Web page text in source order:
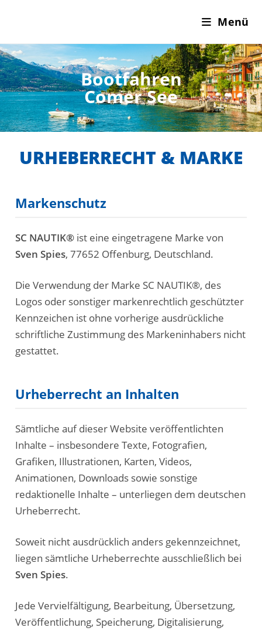
Menü
Bootfahren
Comer See
URHEBERRECHT & MARKE
Markenschutz
SC NAUTIK® ist eine eingetragene Marke von
Sven Spies, 77652 Offenburg, Deutschland.
Die Verwendung der Marke SC NAUTIK®, des
Logos oder sonstiger markenrechtlich geschützter
Kennzeichen ist ohne vorherige ausdrückliche
schriftliche Zustimmung des Markeninhabers nicht
gestattet.
Urheberrecht an Inhalten
Sämtliche auf dieser Website veröffentlichten
Inhalte – insbesondere Texte, Fotografien,
Grafiken, Illustrationen, Karten, Videos,
Animationen, Downloads sowie sonstige
redaktionelle Inhalte – unterliegen dem deutschen
Urheberrecht.
Soweit nicht ausdrücklich anders gekennzeichnet,
liegen sämtliche Urheberrechte ausschließlich bei
Sven Spies.
Jede Vervielfältigung, Bearbeitung, Übersetzung,
Veröffentlichung, Speicherung, Digitalisierung,